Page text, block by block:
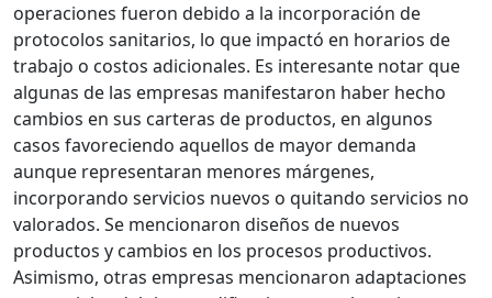
operaciones fueron debido a la incorporación de
protocolos sanitarios, lo que impactó en horarios de
trabajo o costos adicionales. Es interesante notar que
algunas de las empresas manifestaron haber hecho
cambios en sus carteras de productos, en algunos
casos favoreciendo aquellos de mayor demanda
aunque representaran menores márgenes,
incorporando servicios nuevos o quitando servicios no
valorados. Se mencionaron diseños de nuevos
productos y cambios en los procesos productivos.
Asimismo, otras empresas mencionaron adaptaciones